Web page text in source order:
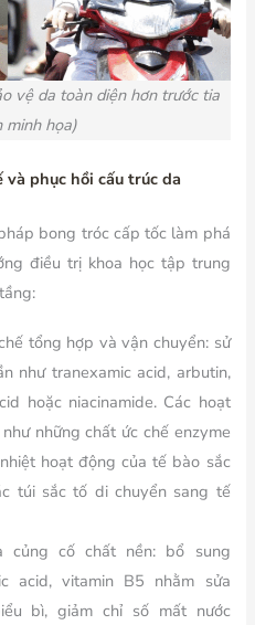
vệ da toàn diện hơn trước tia
minh họa)
và phục hồi cấu trúc da
bong tróc cấp tốc làm phá
điều trị khoa học tập trung
tổng hợp và vận chuyển: sử
như tranexamic acid, arbutin,
hoặc niacinamide. Các hoạt
những chất ức chế enzyme
hoạt động của tế bào sắc
túi sắc tố di chuyển sang tế
củng cố chất nền: bổ sung
acid, vitamin B5 nhằm sửa
bì, giảm chỉ số mất nước